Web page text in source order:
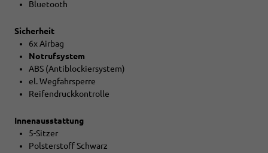
Bluetooth
Sicherheit
6x Airbag
Notrufsystem
ABS (Antiblockiersystem)
el. Wegfahrsperre
Reifendruckkontrolle
Innenausstattung
5-Sitzer
Polsterstoff Schwarz